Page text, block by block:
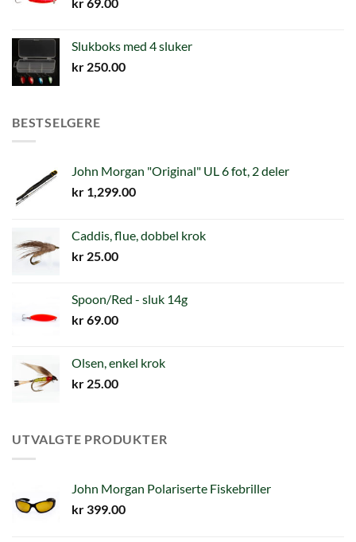
Slukboks med 4 sluker
kr 250.00
BESTSELGERE
John Morgan "Original" UL 6 fot, 2 deler
kr 1,299.00
Caddis, flue, dobbel krok
kr 25.00
Spoon/Red - sluk 14g
kr69.00
Olsen, enkel krok
kr 25.00
UTVALGTE PRODUKTER
John Morgan Polariserte Fiskebriller
kr 399.00